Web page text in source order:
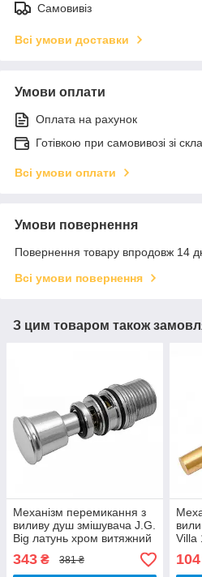
Самовивіз
Всі умови доставки
Умови оплати
Оплата на рахунок
Готівкою при самовивозі зі
Всі умови оплати
Умови повернення
Повернення товару впродовж 14
Всі умови повернення
З цим товаром також
Механізм перемикання з
виливу душ змішувача J.G.
Big латунь хром витяжний
фіксатор
343 ₴ 381 ₴
Villa
шліц
104